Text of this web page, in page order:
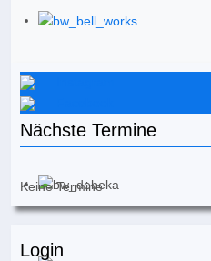
Nächste Termine
Keine Termine
Login